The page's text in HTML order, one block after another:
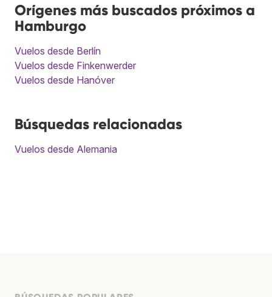
Orígenes más buscados próximos a
Hamburgo
Vuelos desde Berlín
Vuelos desde Finkenwerder
Vuelos desde Hanóver
Búsquedas relacionadas
Vuelos desde Alemania